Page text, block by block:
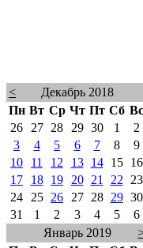
<
Декабрь 2018
Пн Вт Ср Чт Пт Сб Вс
26
27 28 29 30 1
2
3
4 5 6 7 8
9
10
11 12 13 14 15
16
17
18 19 20 21 22
23
24
25 26 27 28 29 30
31
1 2 3 4 5
6
Январь 2019